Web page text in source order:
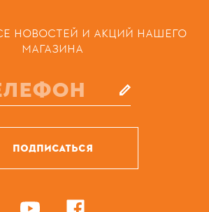
НОВОСТЕЙ И АКЦИЙ НАШЕГО
МАГАЗИНА
ПОДПИСАТЬСЯ